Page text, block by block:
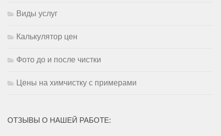
Виды услуг
Калькулятор цен
Фото до и после чистки
Цены на химчистку с примерами
ОТЗЫВЫ О НАШЕЙ РАБОТЕ: